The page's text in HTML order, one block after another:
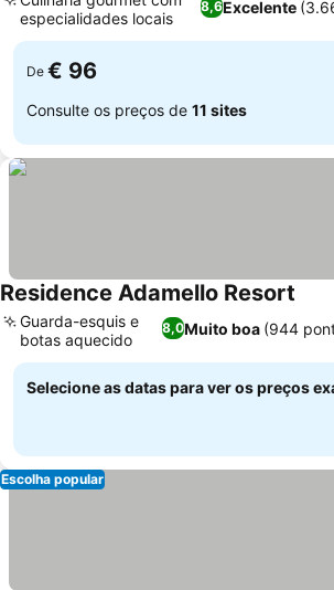
8,6Excelente
especialidades locais
De € 96
Consulte os preços de 11 sites
Residence Adamello Resort
8,0Muito boa (944
Guarda-esquis e
botas aquecido
Selecione as datas para ver os preços
Escolha popular